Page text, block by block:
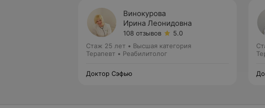
Винокурова
Ирина Леонидовна
108 отзывов
5.0
Стаж 25 лет • Высшая категория
Терапевт • Реабилитолог
Доктор Сэфью